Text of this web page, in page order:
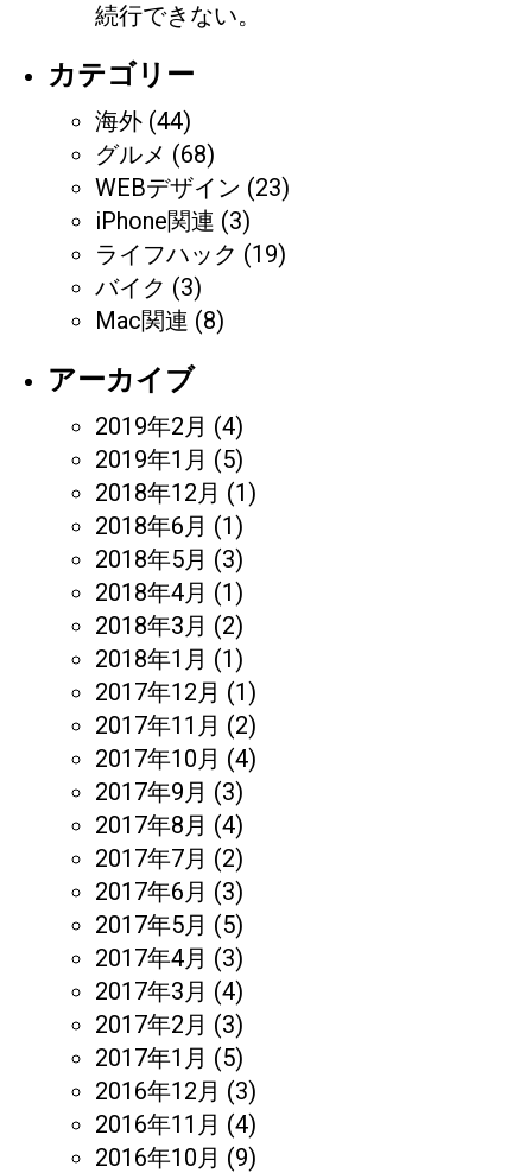
続行できない。
カテゴリー
海外 (44)
グルメ (68)
WEBデザイン (23)
iPhone関連 (3)
ライフハック (19)
バイク (3)
Mac関連 (8)
アーカイブ
2019年2月 (4)
2019年1月 (5)
2018年12月 (1)
2018年6月 (1)
2018年5月 (3)
2018年4月 (1)
2018年3月 (2)
2018年1月 (1)
2017年12月 (1)
2017年11月 (2)
2017年10月 (4)
2017年9月 (3)
2017年8月 (4)
2017年7月 (2)
2017年6月 (3)
2017年5月 (5)
2017年4月 (3)
2017年3月 (4)
2017年2月 (3)
2017年1月 (5)
2016年12月 (3)
2016年11月 (4)
2016年10月 (9)